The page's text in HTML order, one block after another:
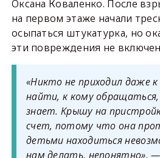
Оксана Коваленко. После
на первом этаже начали
осыпаться штукатурка, но
эти повреждения не
«Никто не приходил даже
найти, к кому
знает. Крышу на
счет, потому что она
детьми находиться
нам делать, непонятно»,